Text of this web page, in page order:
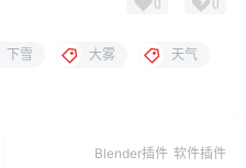
下雪 大雾 天气
Blender插件 软件插件